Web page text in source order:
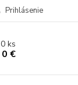
Prihlásenie
0ks
0 €